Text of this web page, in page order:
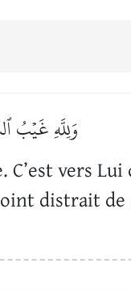
وَلِلَّهِ غَيۡبُ
vers Lui
distrait de